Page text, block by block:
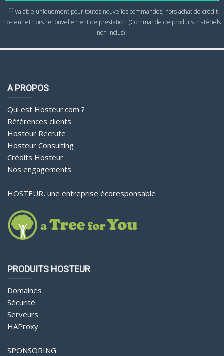
(1)Valable uniquement pour toutes nouvelles commandes, hors achat de crédit
hosteur et hors renouvellement de prestation. (Commande de produits matériels
non inclus)
A PROPOS
Qui est Hosteur.com ?
Références clients
Hosteur Recrute
Hosteur Consulting
Crédits Hosteur
Nos engagements
HOSTEUR, une entreprise écoresponsable
PRODUITS HOSTEUR
Domaines
Sécurité
Serveurs
HAProxy
SPONSORING